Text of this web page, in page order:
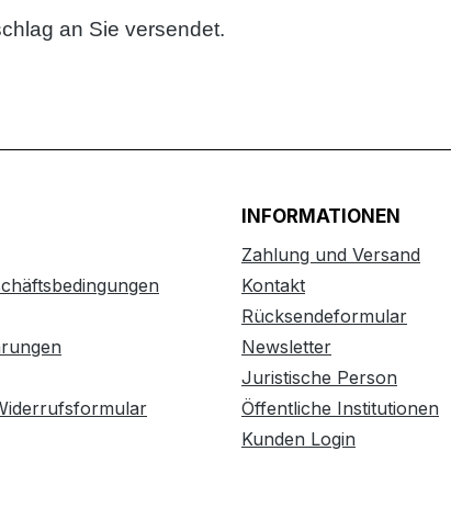
an Sie versendet.
INFORMATIONEN
Zahlung und Versand
Kontakt
Rücksendeformular
Newsletter
Juristische Person
Öffentliche Institutionen
Kunden Login